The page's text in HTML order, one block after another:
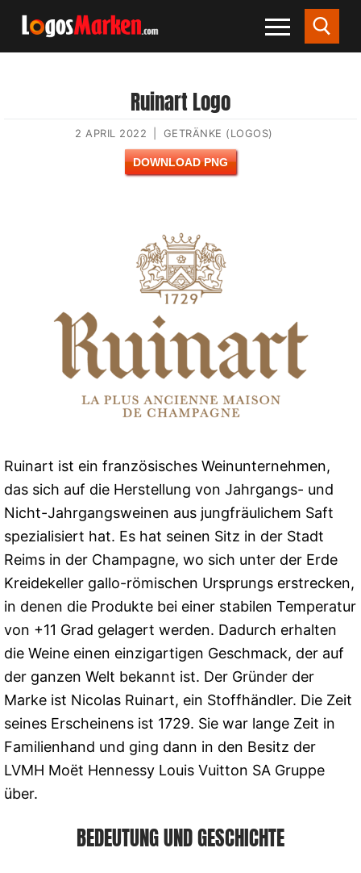
Ruinart Logo
2 APRIL 2022 GETRÄNKE (LOGOS)
DOWNLOAD PNG
Ruinart ist ein französisches Weinunternehmen,
das sich auf die Herstellung von Jahrgangs- und
Nicht-Jahrgangsweinen aus jungfräulichem Saft
spezialisiert hat. Es hat seinen Sitz in der Stadt
Reims in der Champagne, wo sich unter der Erde
Kreidekeller gallo-römischen Ursprungs erstrecken,
in denen die Produkte bei einer stabilen Temperatur
von +11 Grad gelagert werden. Dadurch erhalten
die Weine einen einzigartigen Geschmack, der auf
der ganzen Welt bekannt ist. Der Gründer der
Marke ist Nicolas Ruinart, ein Stoffhändler. Die Zeit
seines Erscheinens ist 1729. Sie war lange Zeit in
Familienhand und ging dann in den Besitz der
LVMH Moët Hennessy Louis Vuitton SA Gruppe
über.
BEDEUTUNG UND GESCHICHTE